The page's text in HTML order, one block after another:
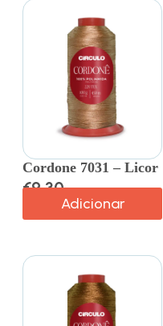
Cordone 7031 – Licor
€9.30
Adicionar